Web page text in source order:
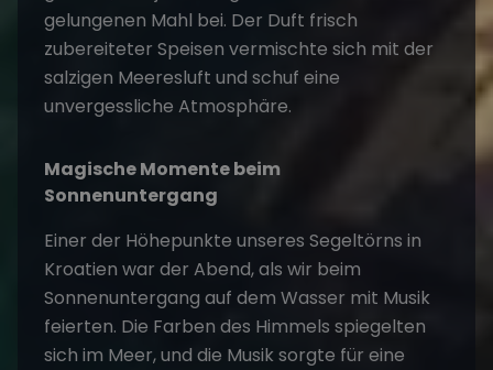
gelungenen Mahl bei. Der Duft frisch
zubereiteter Speisen vermischte sich mit der
salzigen Meeresluft und schuf eine
unvergessliche Atmosphäre.
Magische Momente beim
Sonnenuntergang
Einer der Höhepunkte unseres Segeltörns in
Kroatien war der Abend, als wir beim
Sonnenuntergang auf dem Wasser mit Musik
feierten. Die Farben des Himmels spiegelten
sich im Meer, und die Musik sorgte für eine